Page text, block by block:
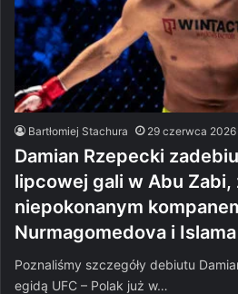
Bartłomiej Stachura 29 czerwca 2026
Damian Rzepecki
lipcowej gali w Abu Zabi,
niepokonanym
Nurmagomedova i
Poznaliśmy szczegóły debiutu
egidą UFC – Polak już w…